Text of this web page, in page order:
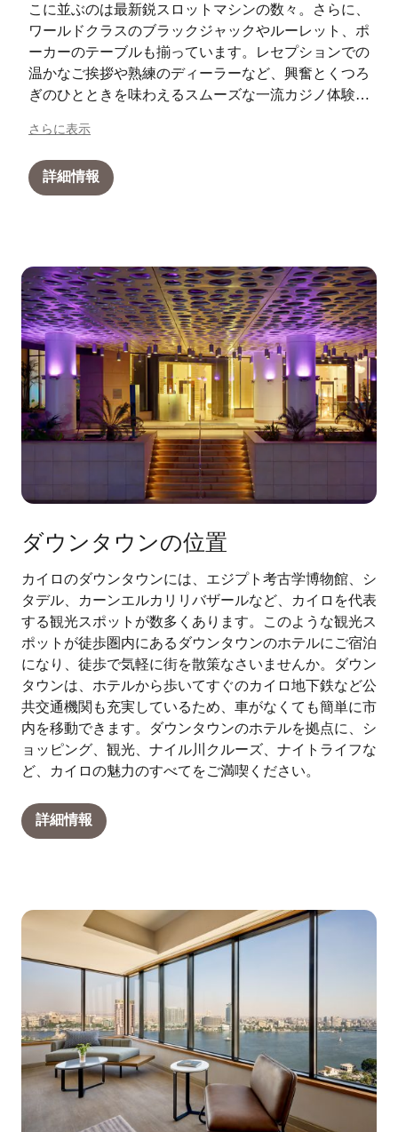
こに並ぶのは最新鋭スロットマシンの数々。さらに、
ワールドクラスのブラックジャックやルーレット、ポ
ーカーのテーブルも揃っています。レセプションでの
温かなご挨拶や熟練のディーラーなど、興奮とくつろ
ぎのひとときを味わえるスムーズな一流カジノ体験が
さらに表示
詳細情報
ダウンタウンの位置
カイロのダウンタウンには、エジプト考古学博物館、シ
タデル、カーンエルカリリバザールなど、カイロを代表
する観光スポットが数多くあります。このような観光ス
ポットが徒歩圏内にあるダウンタウンのホテルにご宿泊
になり、徒歩で気軽に街を散策なさいませんか。ダウン
タウンは、ホテルから歩いてすぐのカイロ地下鉄など公
共交通機関も充実しているため、車がなくても簡単に市
内を移動できます。ダウンタウンのホテルを拠点に、シ
ョッピング、観光、ナイル川クルーズ、ナイトライフな
ど、カイロの魅力のすべてをご満喫ください。
詳細情報